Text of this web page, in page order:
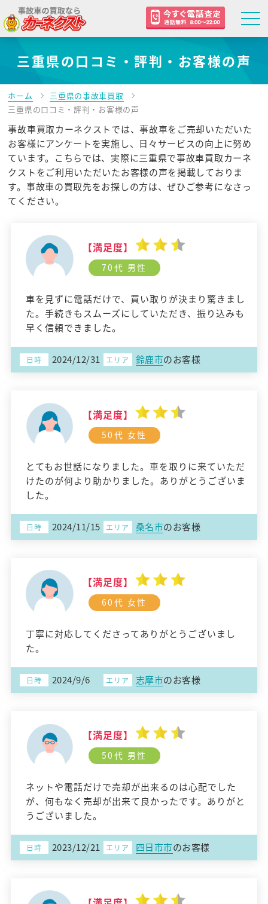
三重県の口コミ・評判・お客様の声
ホーム
三重県の事故車買取
三重県の口コミ・評判・お客様の声
事故車買取カーネクストでは、事故車をご売却いただいた
お客様にアンケートを実施し、日々サービスの向上に努め
ています。こちらでは、実際に三重県で事故車買取カーネ
クストをご利用いただいたお客様の声を掲載しておりま
す。事故車の買取先をお探しの方は、ぜひご参考になさっ
てください。
【満足度】
70代 男性
車を見ずに電話だけで、買い取りが決まり驚きまし
た。手続きもスムーズにしていただき、振り込みも
早く信頼できました。
日時 2024/12/31 エリア 鈴鹿市のお客様
【満足度】
50代 女性
とてもお世話になりました。車を取りに来ていただ
けたのが何より助かりました。ありがとうございま
した。
日時 2024/11/15 エリア 桑名市のお客様
【満足度】
60代 女性
丁寧に対応してくださってありがとうございまし
た。
日時 2024/9/6 エリア 志摩市のお客様
【満足度】
50代 男性
ネットや電話だけで売却が出来るのは心配でした
が、何もなく売却が出来て良かったです。ありがと
うございました。
日時 2023/12/21 エリア 四日市市のお客様